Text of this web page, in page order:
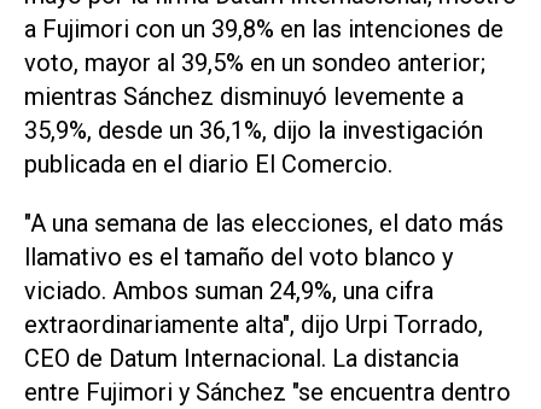
a Fujimori con un 39,8% en las intenciones de
voto, mayor al 39,5% en un sondeo anterior;
mientras Sánchez disminuyó levemente a
35,9%, desde un 36,1%, dijo la investigación
publicada en el diario El Comercio.
"A una semana de las elecciones, el dato más
llamativo es el tamaño del voto blanco y
viciado. Ambos ‌suman 24,9%, una cifra
extraordinariamente alta", dijo Urpi Torrado,
CEO de Datum Internacional. La distancia
entre Fujimori y Sánchez "se encuentra dentro